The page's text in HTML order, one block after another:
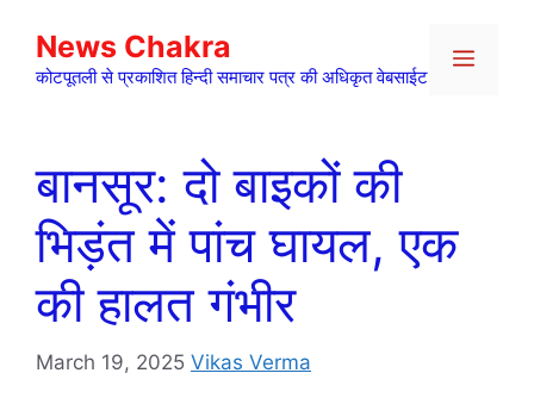
content
News Chakra
कोटपूतली से प्रकाशित हिन्दी समाचार पत्र की अधिकृत वेबसाईट
Menu
बानसूर: दो बाइकों की
भिड़ंत में पांच घायल, एक
की हालत गंभीर
March 19, 2025 Vikas Verma